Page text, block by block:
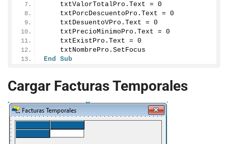
    txtValorTotalPro.
Text = 0
    txtPorcDescuentoPro.
Text = 0
    txtDesuentoVPro.
Text = 0
    txtPrecioMinimoPro.
Text = 0
    txtExistPro.
Text = 0
    txtNombrePro.
SetFocus
End Sub
Cargar Facturas Temporales